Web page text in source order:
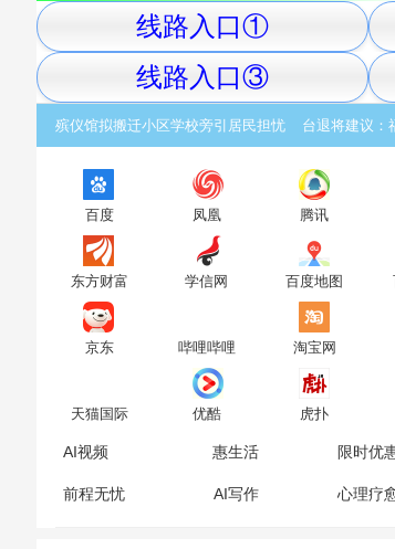
线路入口①
线路入口③
殡仪馆拟搬迁小区学校旁引居民担忧 台退将建议：
百度 凤凰 腾讯
东方财富 学信网 百度地图
京东 哔哩哔哩 淘宝网
天猫国际 优酷 虎扑
AI视频 惠生活 限时优
前程无忧 AI写作 心理疗